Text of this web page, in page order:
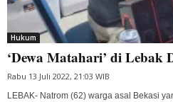
Hukum
‘Dewa Matahari’ di Lebak
Rabu 13 Juli 2022, 21:03 WIB
LEBAK- Natrom (62) warga asal Bekasi